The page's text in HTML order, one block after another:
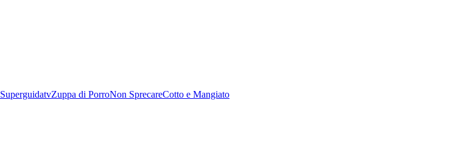
SuperguidatvZuppa di PorroNon SprecareCotto e Mangiato